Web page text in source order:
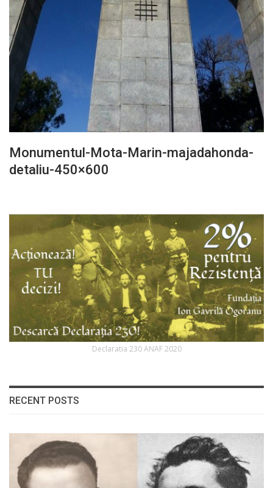
Monumentul-Mota-Marin-majadahonda-
detaliu-450×600
Declaratia 230 ANAF 2020
RECENT POSTS